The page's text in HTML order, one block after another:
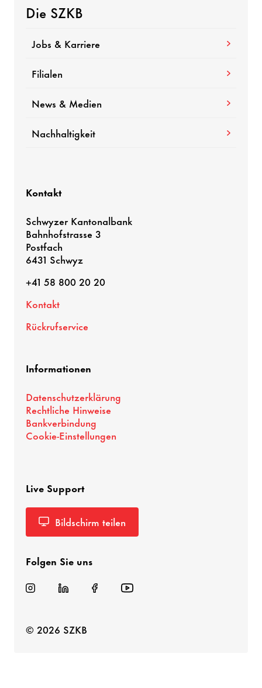
Die SZKB
Jobs & Karriere
Filialen
News & Medien
Nachhaltigkeit
Kontakt
Schwyzer Kantonalbank
Bahnhofstrasse 3
Postfach
6431 Schwyz
+41 58 800 20 20
Kontakt
Rückrufservice
Informationen
Datenschutzerklärung
Rechtliche Hinweise
Bankverbindung
Cookie-Einstellungen
Live Support
Bildschirm teilen
Folgen Sie uns
© 2026 SZKB